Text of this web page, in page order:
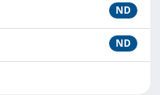
ND
ND